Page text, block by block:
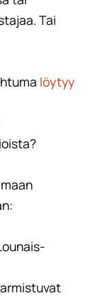
Tai
löytyy